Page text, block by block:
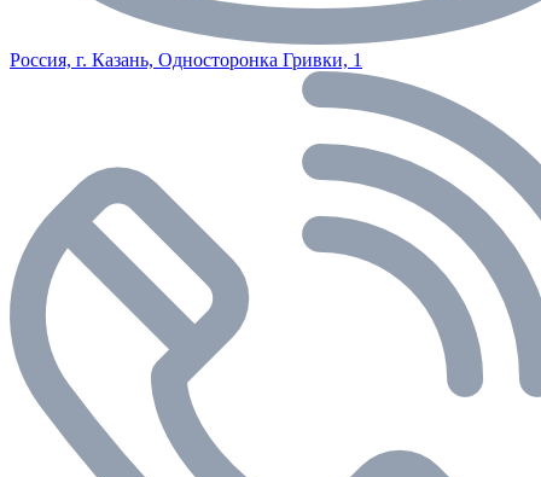
Россия, г. Казань, Односторонка Гривки, 1